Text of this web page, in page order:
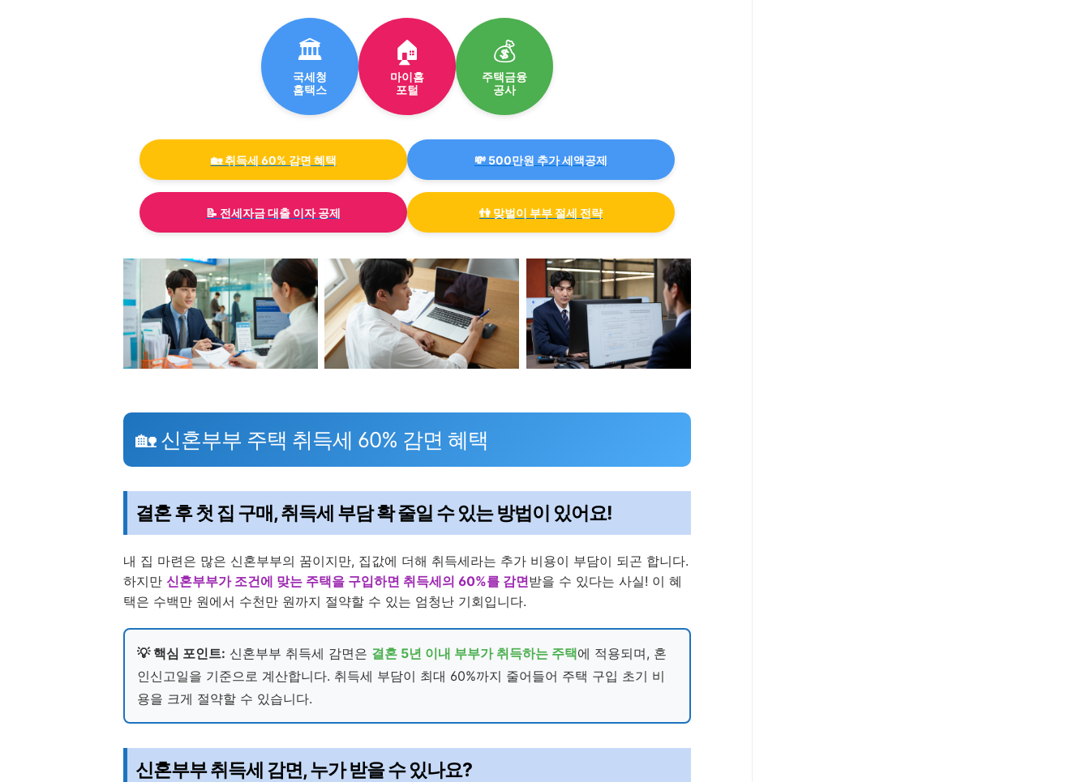
🏛
국세청
홈택스
🏠
마이홈
포털
💰
주택금융
공사
🏡 취득세 60% 감면 혜택 💸 500만원 추가 세액공제
📝 전세자금 대출 이자 공제 👫 맞벌이 부부 절세 전략
🏡 신혼부부 주택 취득세 60% 감면 혜택
결혼 후 첫 집 구매, 취득세 부담 확 줄일 수 있는 방법이 있어요!
내 집 마련은 많은 신혼부부의 꿈이지만, 집값에 더해 취득세라는 추가 비용이 부담이 되곤 합니다.
하지만 신혼부부가 조건에 맞는 주택을 구입하면 취득세의 60%를 감면받을 수 있다는 사실! 이 혜
택은 수백만 원에서 수천만 원까지 절약할 수 있는 엄청난 기회입니다.
💡 핵심 포인트: 신혼부부 취득세 감면은 결혼 5년 이내 부부가 취득하는 주택에 적용되며, 혼
인신고일을 기준으로 계산합니다. 취득세 부담이 최대 60%까지 줄어들어 주택 구입 초기 비
용을 크게 절약할 수 있습니다.
신혼부부 취득세 감면, 누가 받을 수 있나요?